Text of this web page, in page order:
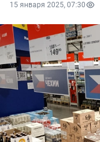
15 января 2025, 07:30